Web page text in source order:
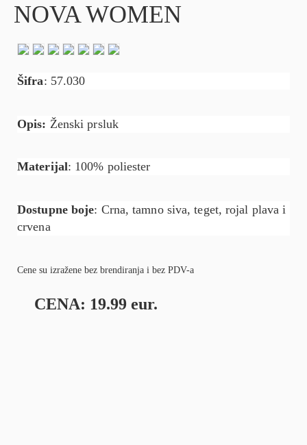
NOVA WOMEN
Šifra: 57.030
Opis: Ženski prsluk
Materijal: 100% poliester
Dostupne boje: Crna, tamno siva, teget, rojal plava i
crvena
Cene su izražene bez brendiranja i bez PDV-a
CENA: 19.99 eur.